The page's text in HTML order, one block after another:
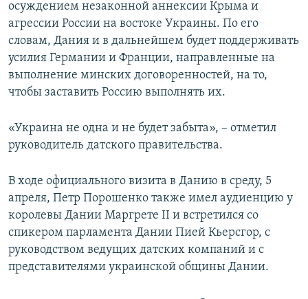
осуждением незаконной аннексии Крыма и
агрессии России на востоке Украины. По его
словам, Дания и в дальнейшем будет поддерживать
усилия Германии и Франции, направленные на
выполнение минских договоренностей, на то,
чтобы заставить Россию выполнять их.
«Украина не одна и не будет забыта», – отметил
руководитель датского правительства.
В ходе официального визита в Данию в среду, 5
апреля, Петр Порошенко также имел аудиенцию у
королевы Дании Маргрете II и встретился со
спикером парламента Дании Пией Кьерсгор, с
руководством ведущих датских компаний и с
представителями украинской общины Дании.